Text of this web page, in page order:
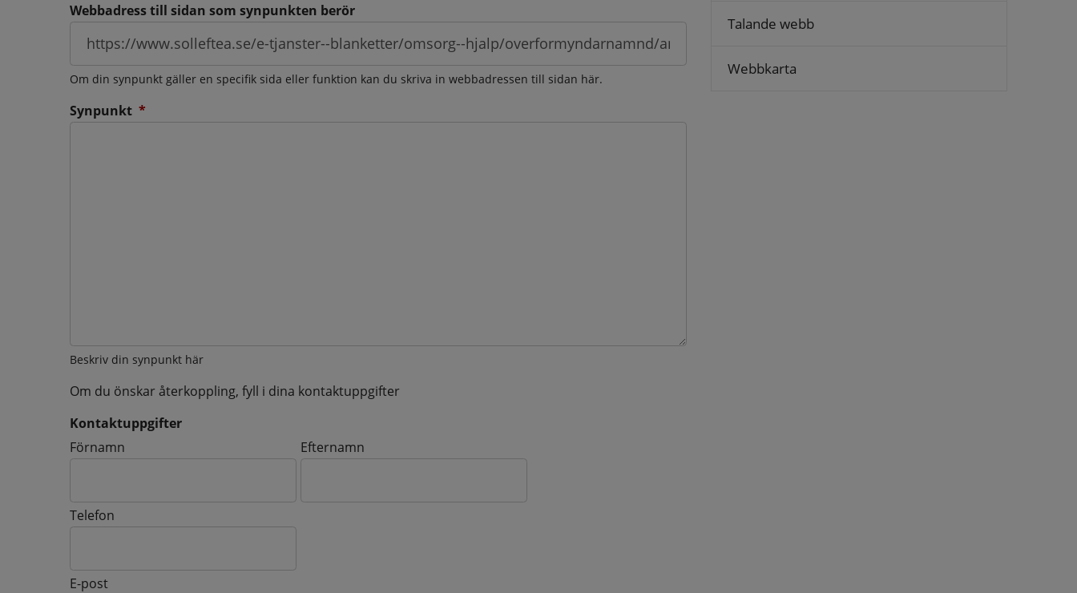
Webbadress till sidan som synpunkten berör
Om din synpunkt gäller en specifik sida eller funktion kan du skriva in webbadressen till sidan här.
Synpunkt *
Beskriv din synpunkt här
Om du önskar återkoppling, fyll i dina kontaktuppgifter
Kontaktuppgifter
Kontaktuppgifter
Förnamn Efternamn
Telefon
E-post
Talande webb
Webbkarta